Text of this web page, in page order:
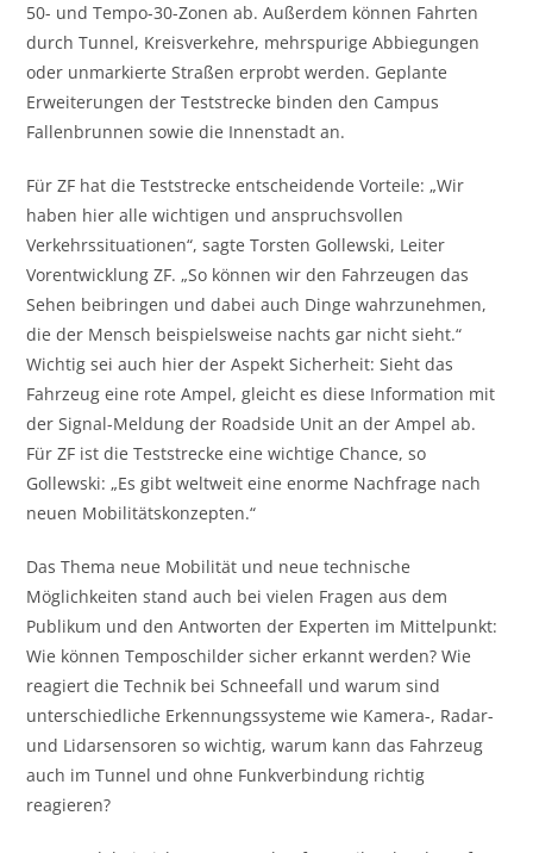
50- und Tempo-30-Zonen ab. Außerdem können Fahrten
durch Tunnel, Kreisverkehre, mehrspurige Abbiegungen
oder unmarkierte Straßen erprobt werden. Geplante
Erweiterungen der Teststrecke binden den Campus
Fallenbrunnen sowie die Innenstadt an.
Für ZF hat die Teststrecke entscheidende Vorteile: „Wir
haben hier alle wichtigen und anspruchsvollen
Verkehrssituationen“, sagte Torsten Gollewski, Leiter
Vorentwicklung ZF. „So können wir den Fahrzeugen das
Sehen beibringen und dabei auch Dinge wahrzunehmen,
die der Mensch beispielsweise nachts gar nicht sieht.“
Wichtig sei auch hier der Aspekt Sicherheit: Sieht das
Fahrzeug eine rote Ampel, gleicht es diese Information mit
der Signal-Meldung der Roadside Unit an der Ampel ab.
Für ZF ist die Teststrecke eine wichtige Chance, so
Gollewski: „Es gibt weltweit eine enorme Nachfrage nach
neuen Mobilitätskonzepten.“
Das Thema neue Mobilität und neue technische
Möglichkeiten stand auch bei vielen Fragen aus dem
Publikum und den Antworten der Experten im Mittelpunkt:
Wie können Temposchilder sicher erkannt werden? Wie
reagiert die Technik bei Schneefall und warum sind
unterschiedliche Erkennungssysteme wie Kamera-, Radar-
und Lidarsensoren so wichtig, warum kann das Fahrzeug
auch im Tunnel und ohne Funkverbindung richtig
reagieren?